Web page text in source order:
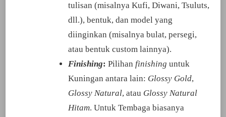
tulisan (misalnya Kufi, Diwani, Tsuluts,
dll.), bentuk, dan model yang
diinginkan (misalnya bulat, persegi,
atau bentuk custom lainnya).
Finishing: Pilihan finishing untuk
Kuningan antara lain: Glossy Gold,
Glossy Natural, atau Glossy Natural
Hitam. Untuk Tembaga biasanya